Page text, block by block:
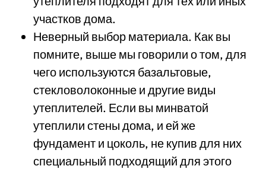
участков дома.
Неверный выбор материала. Как вы
помните, выше мы говорили о том, для
чего используются базальтовые,
стекловолоконные и другие виды
утеплителей. Если вы минватой
утеплили стены дома, и ей же
фундамент и цоколь, не купив для них
специальный подходящий для этого